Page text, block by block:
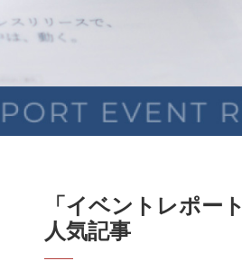
「イベントレポート
人気記事